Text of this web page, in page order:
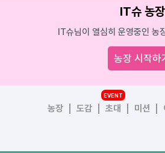
IT슈 농장
IT슈님이 열심히 운영중인 농
농장 시작하
농장 도감 초대
EVENT
미션